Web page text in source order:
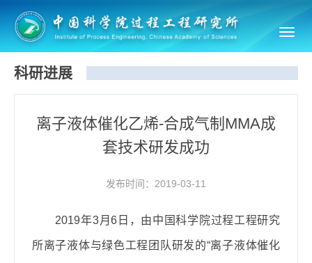
科研进展
离子液体催化乙烯-合成气制MMA成
套技术研发成功
发布时间：2019-03-11
2019年3月6日，由中国科学院过程工程研究
所离子液体与绿色工程团队研发的“离子液体催化